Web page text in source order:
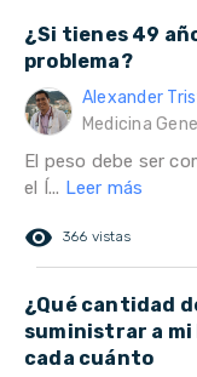
¿Si tienes 49
problema?
Alexander
Medicina
El peso debe ser
el Í... Leer más
remove_red_eye 366 vistas
¿Qué cantidad
suministrar a mi
cada cuánto